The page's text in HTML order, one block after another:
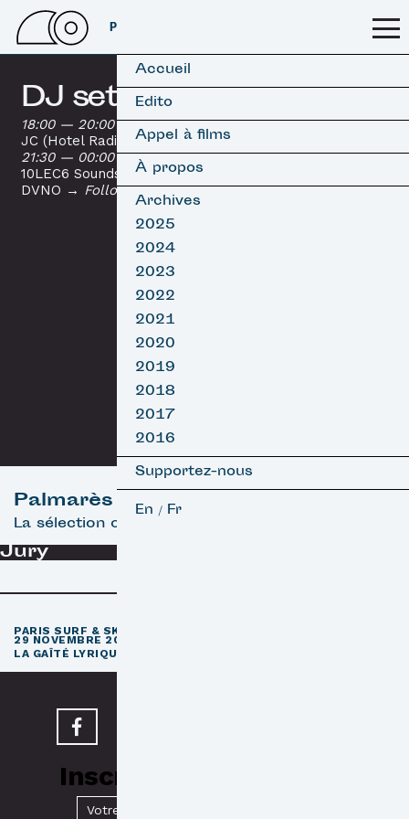
PSSFF 2026
Accueil
Edito
Appel à films
À propos
Archives
2025
2024
2023
2022
2021
2020
2019
2018
2017
2016
Supportez-nous
En / Fr
DJ sets
18:00 — 20:00
JC (Hotel Radio Paris)
Follow
21:30 — 00:00
10LEC6 Soundsystem
Follow
DVNO
Follow
Palmarès
La sélection officielle
Jury
PARIS SURF & SKATEBOARD FILM FESTIVAL
29 NOVEMBRE 2026
LA GAÎTÉ LYRIQUE · PARIS 3
Inscrivez-vous à notre